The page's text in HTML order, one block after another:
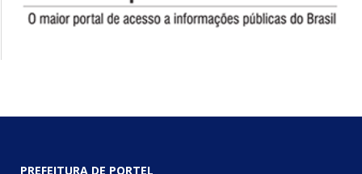
PREFEITURA DE PORTEL